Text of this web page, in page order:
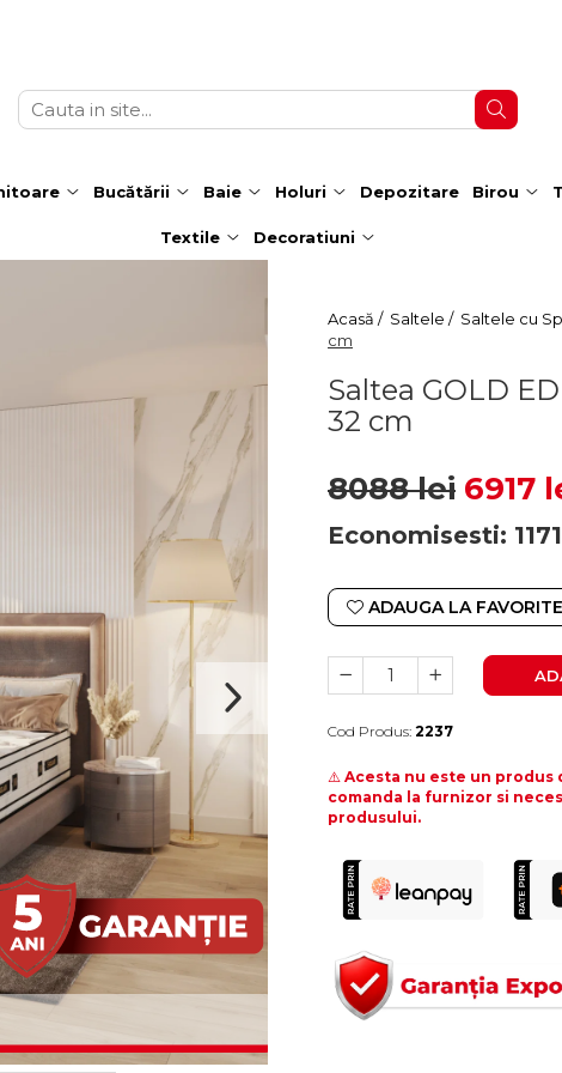
Bucătării Baie Holuri Depozitare Birou
Textile Decoratiuni
Acasă / Saltele / Saltele cu
cm
Saltea GOLD
32 cm
8088 lei 6917
Economisesti: 1171
ADAUGA LA FAVORITE
Cod Produs: 2237
⚠️ Acesta nu este un produs
comanda la furnizor si
produsului.